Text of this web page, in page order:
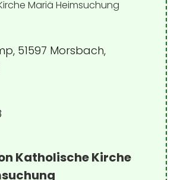
51597 Morsbach,
Katholische Kirche